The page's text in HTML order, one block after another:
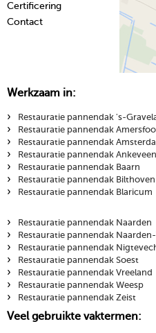
Certificering
Contact
Werkzaam in:
›
Restauratie pannendak 's-
› Restauratie pannendak
› Restauratie pannendak
› Restauratie pannendak Ankeveen
› Restauratie pannendak Baarn
› Restauratie pannendak Bilthoven
› Restauratie pannendak Blaricum
› Restauratie pannendak Naarden
› Restauratie pannendak
› Restauratie pannendak
› Restauratie pannendak Soest
› Restauratie pannendak Vreeland
› Restauratie pannendak Weesp
› Restauratie pannendak Zeist
Veel gebruikte vaktermen: